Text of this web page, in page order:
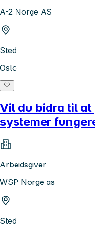
A-2 Norge AS
Sted
Oslo
Vil du bidra til at
systemer
Arbeidsgiver
WSP Norge as
Sted